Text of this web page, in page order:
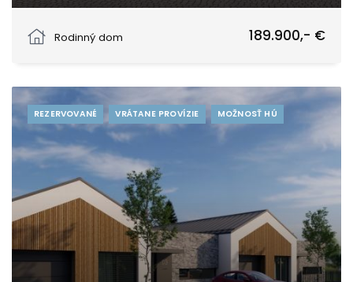
Rodinný dom
189.900,- €
REZERVOVANÉ VRÁTANE PROVÍZIE MOŽNOSŤ HÚ